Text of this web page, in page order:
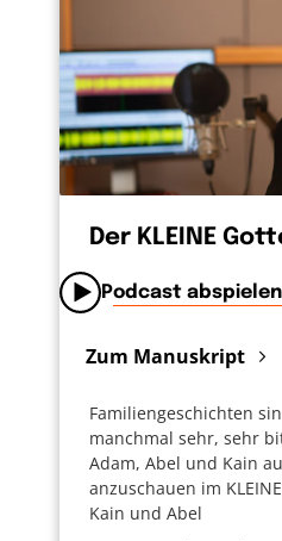
in den Ohren. Gott
wie gute Eltern es tun.
ansprechbar. Halten aus
tragen. Sie geben Raum
was zu tun ist. Gott
Das ist gut, aber
seine Kinder.
Der KLEINE
Podcast abspielen
Zum Manuskript
Familiengeschichten
manchmal sehr, sehr
Adam, Abel und Kain
anzuschauen im
Kain und Abel